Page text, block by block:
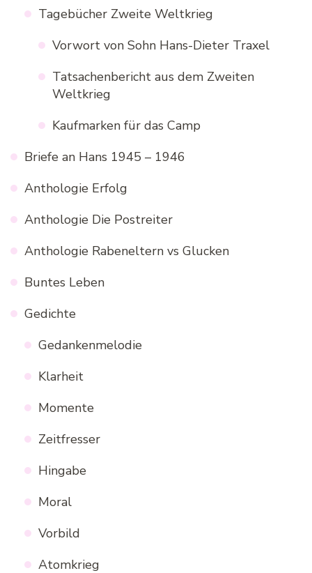
Tagebücher Zweite Weltkrieg
Vorwort von Sohn Hans-Dieter Traxel
Tatsachenbericht aus dem Zweiten
Weltkrieg
Kaufmarken für das Camp
Briefe an Hans 1945 – 1946
Anthologie Erfolg
Anthologie Die Postreiter
Anthologie Rabeneltern vs Glucken
Buntes Leben
Gedichte
Gedankenmelodie
Klarheit
Momente
Zeitfresser
Hingabe
Moral
Vorbild
Atomkrieg